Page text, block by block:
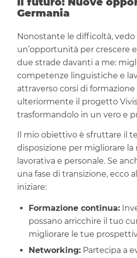
Germania
Nonostante le difficoltà,
un’opportunità per crescere
due strade davanti a me:
competenze linguistiche e
attraverso corsi di
ulteriormente il progetto
trasformandolo in un vero e
Il mio obiettivo è sfruttare il
disposizione per migliorare la
lavorativa e personale. Se
una fase di transizione, ecco
iniziare:
Formazione continua:
possano arricchire il tuo
migliorare le tue
Networking:Partecipa a